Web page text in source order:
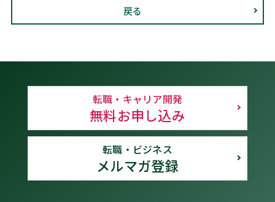
戻る
転職・キャリア開発
無料お申し込み
転職・ビジネス
メルマガ登録